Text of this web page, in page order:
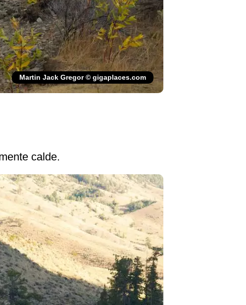
Martin Jack Gregor © gigaplaces.com
cal­de.